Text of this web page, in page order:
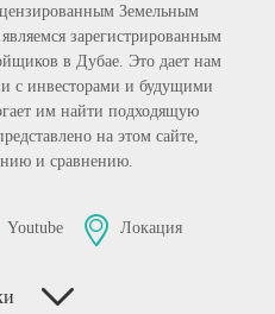
Земельным
зарегистрированным
в Дубае. Это дает нам
с инвесторами и будущими
им найти подходящую
на этом сайте,
и сравнению.
Youtube Локация